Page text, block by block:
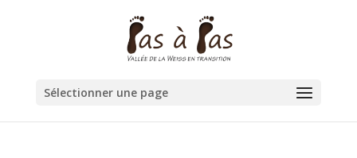
Sélectionner une page